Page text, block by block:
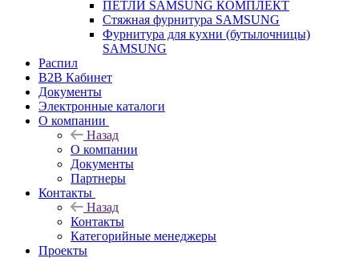
ПЕТЛИ SAMSUNG КОМПЛЕКТ
Стяжная фурнитура SAMSUNG
Фурнитура для кухни (бутылочницы)
SAMSUNG
Распил
B2B Кабинет
Документы
Электронные каталоги
О компании
Назад
О компании
Документы
Партнеры
Контакты
Назад
Контакты
Категорийные менеджеры
Проекты